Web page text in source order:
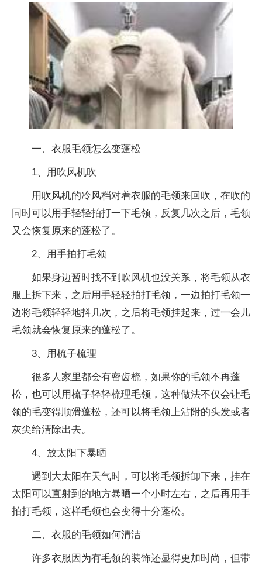
一、衣服毛领怎么变蓬松
1、用吹风机吹
用吹风机的冷风档对着衣服的毛领来回吹，在吹的
同时可以用手轻轻拍打一下毛领，反复几次之后，毛领
又会恢复原来的蓬松了。
2、用手拍打毛领
如果身边暂时找不到吹风机也没关系，将毛领从衣
服上拆下来，之后用手轻轻拍打毛领，一边拍打毛领一
边将毛领轻轻地抖几次，之后将毛领挂起来，过一会儿
毛领就会恢复原来的蓬松了。
3、用梳子梳理
很多人家里都会有密齿梳，如果你的毛领不再蓬
松，也可以用梳子轻轻梳理毛领，这种做法不仅会让毛
领的毛变得顺滑蓬松，还可以将毛领上沾附的头发或者
灰尖给清除出去。
4、放太阳下暴晒
遇到大太阳在天气时，可以将毛领拆卸下来，挂在
太阳可以直射到的地方暴晒一个小时左右，之后再用手
拍打毛领，这样毛领也会变得十分蓬松。
二、衣服的毛领如何清洁
许多衣服因为有毛领的装饰还显得更加时尚，但带